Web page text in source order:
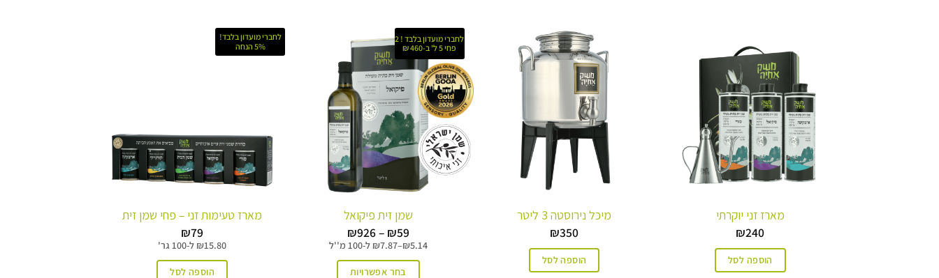
את
האפשרויות
בעמוד
מארז זני יוקרתי
₪240
הוספה לסל
מיכל נירוסטה 3 ליטר
₪350
הוספה לסל
לחברי מועדון בלבד ! 2
פחי 5 ל' ב-460 ₪
שמן זית פיקואל
₪59
–
₪926
מחירים:
עד
₪5.14
–
₪7.87 ל-100 מ''ל
בחר אפשרויות
לחברי מועדון בלבד!
5% הנחה
מארז טעימות זני – פחי שמן זית
₪79
₪15.80 ל-100 גר'
הוספה לסל